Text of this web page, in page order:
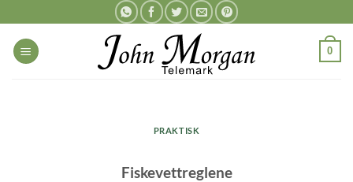
to
content
0
PRAKTISK
Fiskevettreglene